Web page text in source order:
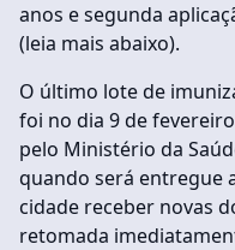
anos e segunda
(leia mais abaixo).
O último lote de
foi no dia 9 de
pelo Ministério da
quando será entregue
cidade receber novas
retomada